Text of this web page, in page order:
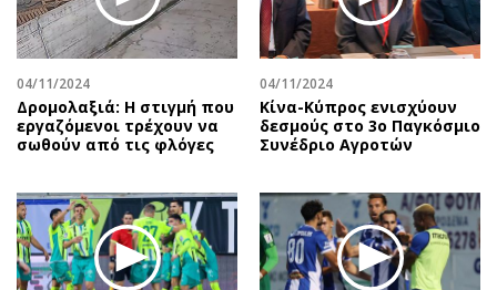
04/11/2024
Δρομολαξιά: Η στιγμή που
εργαζόμενοι τρέχουν να
σωθούν από τις φλόγες
04/11/2024
Κίνα-Κύπρος ενισχύουν
δεσμούς στο 3ο Παγκόσμιο
Συνέδριο Αγροτών